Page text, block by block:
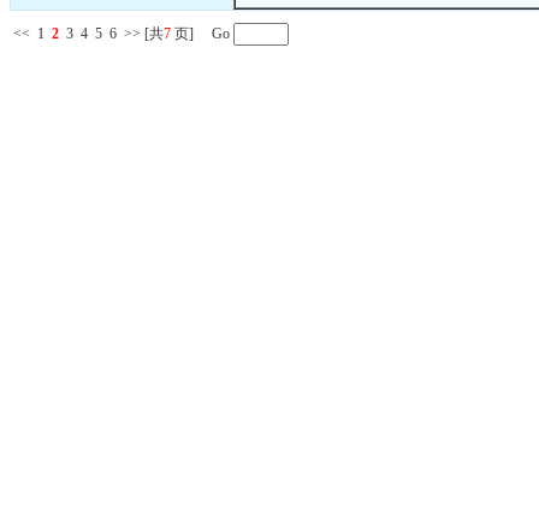
<< 1 2 3 4 5 6 >> [共7 页] Go